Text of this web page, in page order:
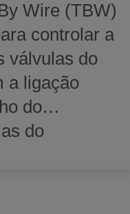
Wire (TBW)
controlar a
válvulas do
a ligação
do
do
que o
com
acelerador ao